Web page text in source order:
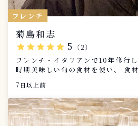
フレンチ
菊島和志
star star star star star 5
（2）
フレンチ・イタリアンで10年修行
時期美味しい旬の食材を使い、 食
てもらえたらと思ってます。 ホー
きたお店もそのほとんどがオープ
あり、お客様とコミュニケーショ
料理が出来たら嬉しいです。 お祝
事の1つですので、お気軽に御相談
7日以上前